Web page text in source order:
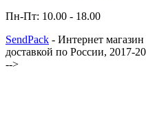
Пн-Пт: 10.00 - 18.00
SendPack - Интернет
доставкой по России, 2017-
-->